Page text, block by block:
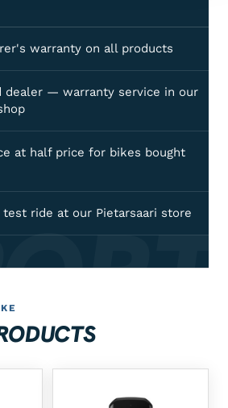
warranty on all products
dealer — warranty service in our
at half price for bikes bought
test ride at our Pietarsaari store